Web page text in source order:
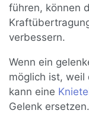
führen, können
verbessern.
Wenn ein
möglich ist, weil
kann eine
Gelenk ersetzen.